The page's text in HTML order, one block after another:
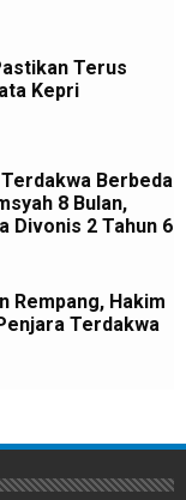
Terus
Kepri
Berbeda
8 Bulan,
Divonis 2 Tahun 6
Rempang, Hakim
Terdakwa